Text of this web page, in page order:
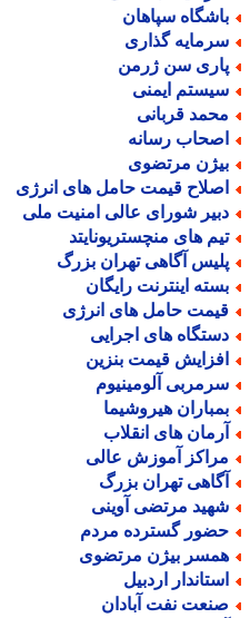
سپاهان
گذاری
سن ژرمن
ایمنی
قربانی
رسانه
مرتضوی
قیمت حامل های انرژی
شورای عالی امنیت ملی
های منچستریونایتد
آگاهی تهران بزرگ
اینترنت رایگان
حامل های انرژی
های اجرایی
قیمت بنزین
آلومینیوم
هیروشیما
های انقلاب
آموزش عالی
تهران بزرگ
مرتضی آوینی
گسترده مردم
بیژن مرتضوی
اردبیل
نفت آبادان